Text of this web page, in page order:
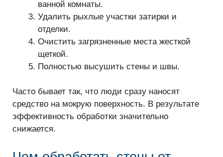
ванной комнаты.
Удалить рыхлые участки затирки и
отделки.
Очистить загрязненные места жесткой
щеткой.
Полностью высушить стены и швы.
Часто бывает так, что люди сразу наносят
средство на мокрую поверхность. В результате
эффективность обработки значительно
снижается.